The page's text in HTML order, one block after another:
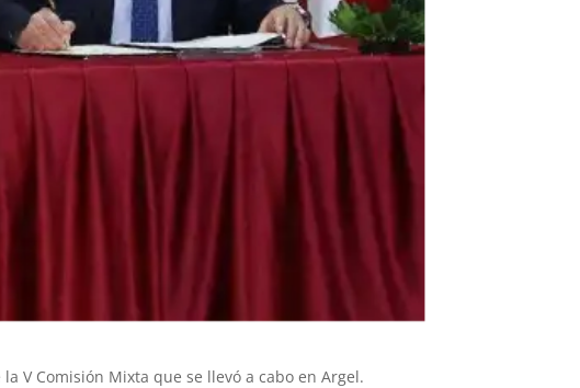
V Comisión Mixta que se llevó a cabo en Argel.